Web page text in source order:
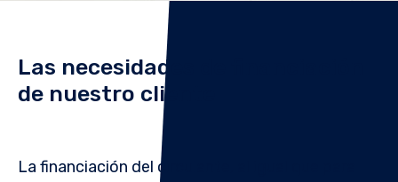
Las necesidades de financiación
de nuestro cliente
La financiación del circulante, al